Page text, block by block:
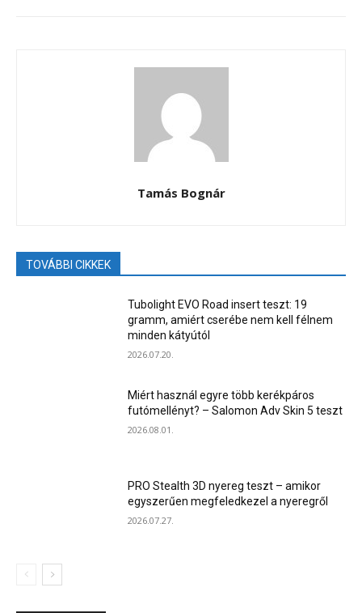
Tamás Bognár
TOVÁBBI CIKKEK
Tubolight EVO Road insert teszt: 19
gramm, amiért cserébe nem kell félnem
minden kátyútól
2026.07.20.
Miért használ egyre több kerékpáros
futómellényt? – Salomon Adv Skin 5 teszt
2026.08.01.
PRO Stealth 3D nyereg teszt – amikor
egyszerűen megfeledkezel a nyeregről
2026.07.27.